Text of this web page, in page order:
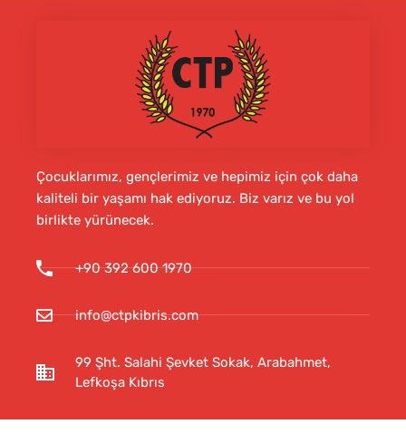
Çocuklarımız, gençlerimiz ve hepimiz için çok daha
kaliteli bir yaşamı hak ediyoruz. Biz varız ve bu yol
birlikte yürünecek.
+90 392 600 1970
info@ctpkibris.com
99 Şht. Salahi Şevket Sokak, Arabahmet,
Lefkoşa Kıbrıs